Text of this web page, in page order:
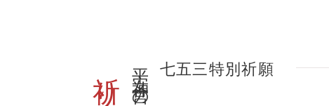
平安神宮の
祈り 七五三特別祈願